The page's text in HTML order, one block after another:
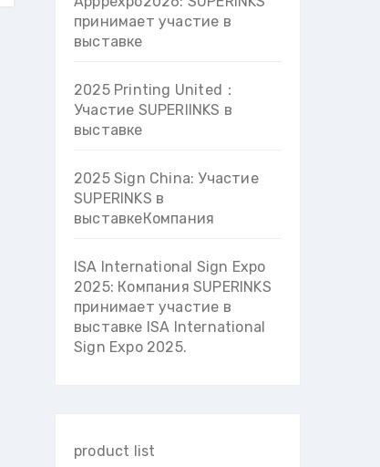
принимает участие в
выставке
2025 Printing United：
Участие SUPERIINKS в
выставке
2025 Sign China: Участие
SUPERINKS в
выставкеКомпания
ISA International Sign Expo
2025: Компания SUPERINKS
принимает участие в
выставке ISA International
Sign Expo 2025.
product list